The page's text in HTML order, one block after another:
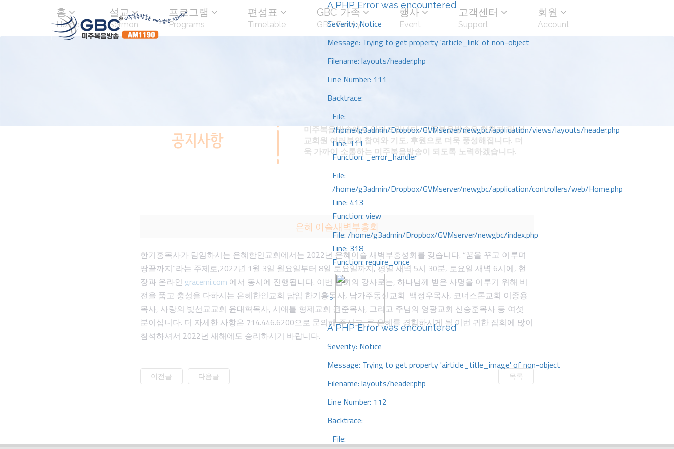
A PHP Error was encountered
Severity: Notice
Message: Trying to get property 'article_link' of non-object
Filename: layouts/header.php
Line Number: 111
Backtrace:
File:
/home/g3admin/Dropbox/GVMserver/newgbc/application/views/layouts/header.php
Line: 111
Function: _error_handler
File:
/home/g3admin/Dropbox/GVMserver/newgbc/application/controllers/web/Home.php
Line: 413
Function: view
File: /home/g3admin/Dropbox/GVMserver/newgbc/index.php
Line: 318
Function: require_once
">
A PHP Error was encountered
Severity: Notice
Message: Trying to get property 'airticle_title_image' of non-object
Filename: layouts/header.php
Line Number: 112
Backtrace:
File:
홈
Home
설교
Sermon
프로그램
Programs
편성표
Timetable
GBC 가족
GBC Family
행사
Event
고객센터
Support
회원
Account
미주복음방송에서 알려드립니다. 미주복음방송은 청취자 및 선
교회원 여러분의 참여와 기도, 후원으로 더욱 풍성해집니다. 더
욱 가까이 소통하는 미주복음방송이 되도록 노력하겠습니다.
은혜 이슬새벽부흥회
한기홍목사가 담임하시는 은혜한인교회에서는 2022년 은혜이슬 새벽부흥성회를 갖습니다. “꿈을 꾸고 이루며
땅끝까지”라는 주제로,2022년 1월 3일 월요일부터 8일 토요일까지, 평일 새벽 5시 30분, 토요일 새벽 6시에, 현
장과 온라인 gracemi.com 에서 동시에 진행됩니다. 이번 집회의 강사로는, 하나님께 받은 사명을 이루기 위해 비
전을 품고 충성을 다하시는 은혜한인교회 담임 한기홍목사, 남가주동신교회 백정우목사, 코너스톤교회 이종용
목사, 사랑의 빛선교교회 윤대혁목사, 시애틀 형제교회 권준목사, 그리고 주님의 영광교회 신승훈목사 등 여섯
분이십니다. 더 자세한 사항은 714.446.6200으로 문의해 주시고, 큰 은혜를 경험하시게 될 이번 귀한 집회에 많이
참석하셔서 2022년 새해에도 승리하시기 바랍니다.
다음글
이전글 목록